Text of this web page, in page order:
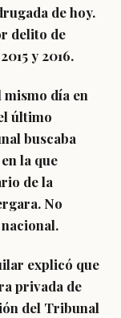
de hoy.
delito de
y 2016.
mismo día en
último
buscaba
la que
de la
No
explicó que
privada de
del Tribunal